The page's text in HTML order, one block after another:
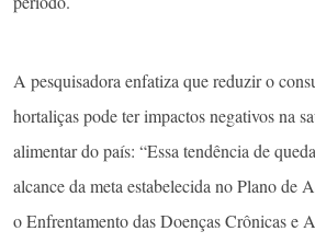
A pesquisadora enfatiza que reduzir o
hortaliças pode ter impactos negativos na
alimentar do país: “Essa tendência de
alcance da meta estabelecida no Plano de
o Enfrentamento das Doenças Crônicas e